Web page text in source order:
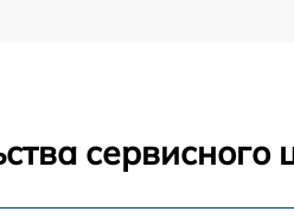
сервисного